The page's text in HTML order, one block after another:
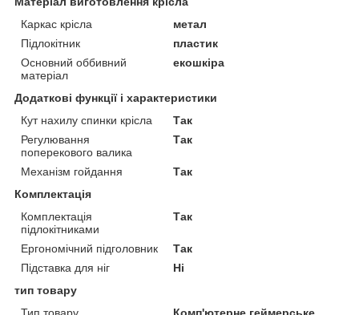
Каркас крісла
метал
Підлокітник
пластик
Основний оббивний
матеріал
екошкіра
Додаткові функції і характеристики
Кут нахилу спинки крісла
Так
Регулювання
поперекового валика
Так
Механізм гойдання
Так
Комплектація
Комплектація
підлокітниками
Так
Ергономічний підголовник
Так
Підставка для ніг
Ні
тип товару
Тип товару
Комп'ютерне геймерське